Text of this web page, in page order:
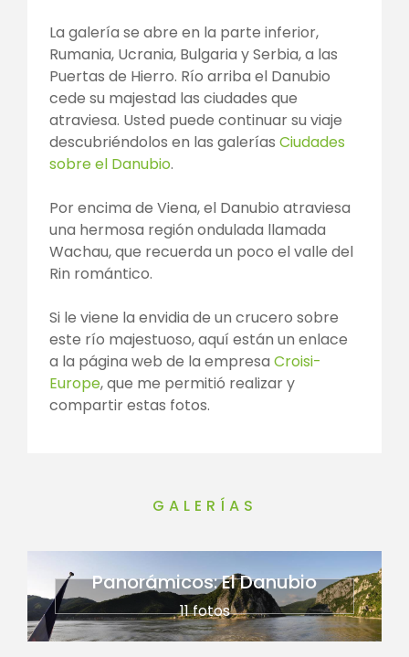
La galería se abre en la parte inferior,
Rumania, Ucrania, Bulgaria y Serbia, a las
Puertas de Hierro. Río arriba el Danubio
cede su majestad las ciudades que
atraviesa. Usted puede continuar su viaje
descubriéndolos en las galerías Ciudades
sobre el Danubio.
Por encima de Viena, el Danubio atraviesa
una hermosa región ondulada llamada
Wachau, que recuerda un poco el valle del
Rin romántico.
Si le viene la envidia de un crucero sobre
este río majestuoso, aquí están un enlace
a la página web de la empresa Croisi-
Europe, que me permitió realizar y
compartir estas fotos.
GALERÍAS
Panorámicos: El Danubio
11 fotos